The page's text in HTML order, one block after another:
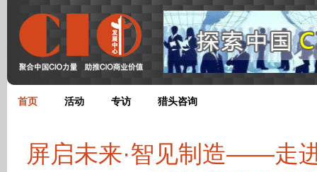
首页 活动 专访 猎头咨询
屏启未来·智见制造——走